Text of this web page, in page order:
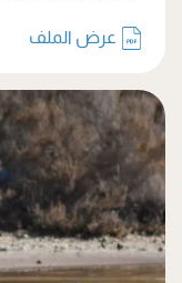
عرض الملف